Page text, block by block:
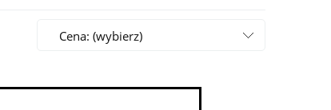
Cena: (wybierz)